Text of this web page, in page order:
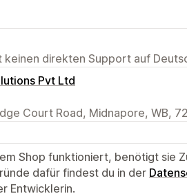
direkten Support auf
Pvt Ltd
Court Road, Midnapore, WB,
Shop funktioniert, benötigt sie
dafür findest du in der
Entwicklerin.